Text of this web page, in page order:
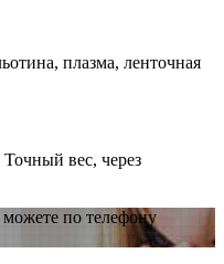
плазма, ленточная
вес, через
по телефону